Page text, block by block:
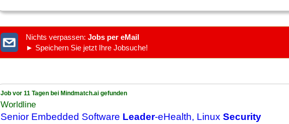
Nichts verpassen: Jobs per eMail
► Speichern Sie jetzt Ihre Jobsuche!
Job vor 11 Tagen bei Mindmatch.ai gefunden
Worldline
Senior Embedded Software Leader-eHealth, Linux Security